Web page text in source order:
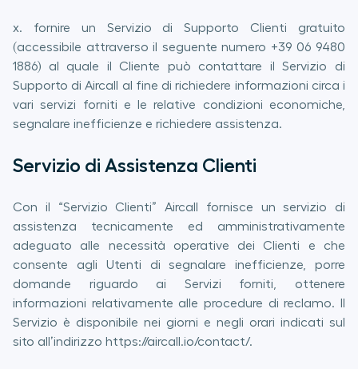
x. fornire un Servizio di Supporto Clienti gratuito
(accessibile attraverso il seguente numero +39 06 9480
1886) al quale il Cliente può contattare il Servizio di
Supporto di Aircall al fine di richiedere informazioni circa i
vari servizi forniti e le relative condizioni economiche,
segnalare inefficienze e richiedere assistenza.
Servizio di Assistenza Clienti
Con il “Servizio Clienti” Aircall fornisce un servizio di
assistenza tecnicamente ed amministrativamente
adeguato alle necessità operative dei Clienti e che
consente agli Utenti di segnalare inefficienze, porre
domande riguardo ai Servizi forniti, ottenere
informazioni relativamente alle procedure di reclamo. Il
Servizio è disponibile nei giorni e negli orari indicati sul
sito all’indirizzo https://aircall.io/contact/.